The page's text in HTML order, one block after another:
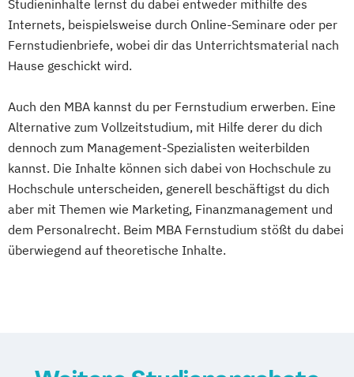
Studieninhalte lernst du dabei entweder mithilfe des
Internets, beispielsweise durch Online-Seminare oder per
Fernstudienbriefe, wobei dir das Unterrichtsmaterial nach
Hause geschickt wird.
Auch den MBA kannst du per Fernstudium erwerben. Eine
Alternative zum Vollzeitstudium, mit Hilfe derer du dich
dennoch zum Management-Spezialisten weiterbilden
kannst. Die Inhalte können sich dabei von Hochschule zu
Hochschule unterscheiden, generell beschäftigst du dich
aber mit Themen wie Marketing, Finanzmanagement und
dem Personalrecht. Beim MBA Fernstudium stößt du dabei
überwiegend auf theoretische Inhalte.